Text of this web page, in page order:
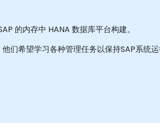
的内存中 HANA 数据库平台构建。
们希望学习各种管理任务以保持SAP系统